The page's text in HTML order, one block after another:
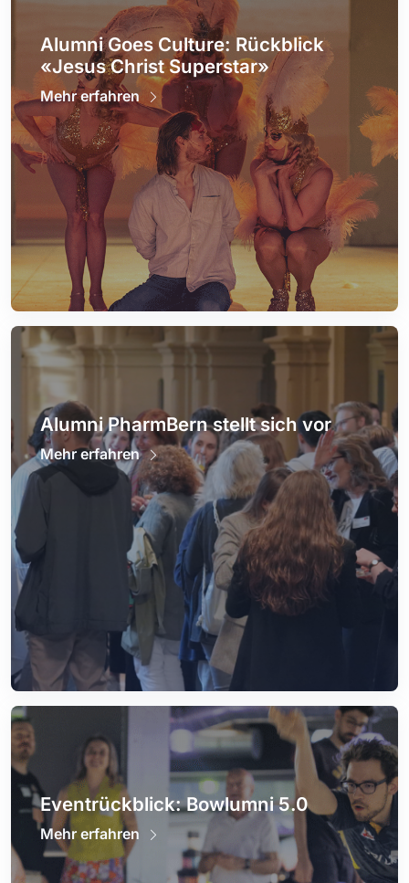
Alumni Goes Culture: Rückblick
«Jesus Christ Superstar»
Mehr erfahren
Alumni PharmBern stellt sich vor
Mehr erfahren
Eventrückblick: Bowlumni 5.0
Mehr erfahren